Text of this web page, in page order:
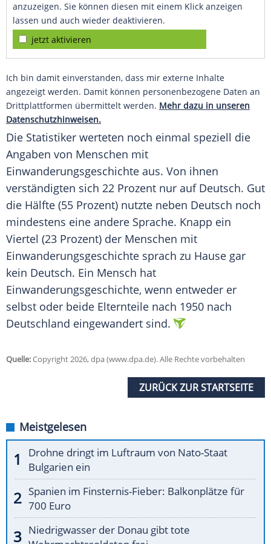
anzuzeigen. Sie können diesen mit einem Klick anzeigen
lassen und auch wieder deaktivieren.
jetzt aktivieren
Ich bin damit einverstanden, dass mir externe Inhalte
angezeigt werden. Damit können personenbezogene Daten an
Drittplattformen übermittelt werden. Mehr dazu in unseren
Datenschutzhinweisen.
Die Statistiker werteten noch einmal speziell die
Angaben von Menschen mit
Einwanderungsgeschichte aus. Von ihnen
verständigten sich 22 Prozent nur auf Deutsch. Gut
die Hälfte (55 Prozent) nutzte neben Deutsch noch
mindestens eine andere Sprache. Knapp ein
Viertel (23 Prozent) der Menschen mit
Einwanderungsgeschichte sprach zu Hause gar
kein Deutsch. Ein Mensch hat
Einwanderungsgeschichte, wenn entweder er
selbst oder beide Elternteile nach 1950 nach
Deutschland eingewandert sind.
Quelle:Copyright 2026, dpa (www.dpa.de). Alle Rechte vorbehalten
ZURÜCK ZUR STARTSEITE
Meistgelesen
Drohne dringt im Luftraum von Nato-Staat
Bulgarien ein
Spanien im Finsternis-Fieber: Balkonplätze für
700 Euro
Niedrigwasser der Donau gibt tote